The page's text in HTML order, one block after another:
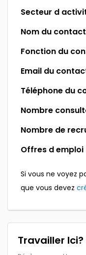
Secteur d
Nom du contact
Fonction du
Email du
Téléphone du
Nombre
Nombre de
Offres d emploi
Si vous ne voyez
que vous devez
Travailler Ici?